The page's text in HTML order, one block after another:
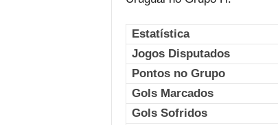
Estatística
Jogos Disputados
Pontos no Grupo
Gols Marcados
Gols Sofridos